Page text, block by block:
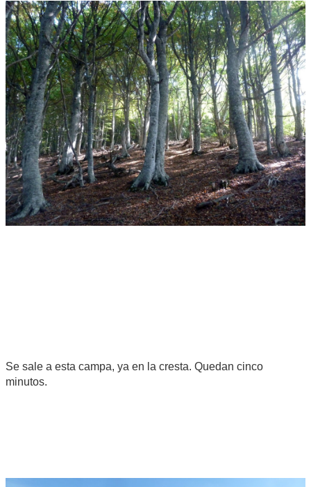
Se sale a esta campa, ya en la cresta. Quedan cinco
minutos.